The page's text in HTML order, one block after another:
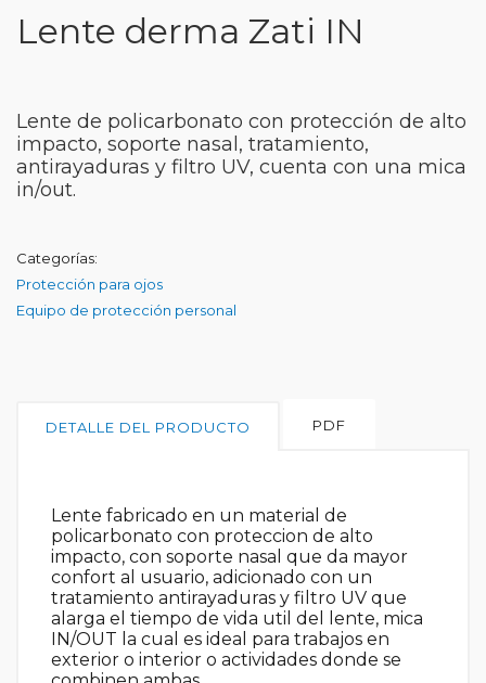
Lente derma Zati IN
Lente de policarbonato con protección de alto
impacto, soporte nasal, tratamiento,
antirayaduras y filtro UV, cuenta con una mica
in/out.
Categorías:
Protección para ojos
Equipo de protección personal
DETALLE DEL PRODUCTO PDF
Lente fabricado en un material de
policarbonato con proteccion de alto
impacto, con soporte nasal que da mayor
confort al usuario, adicionado con un
tratamiento antirayaduras y filtro UV que
alarga el tiempo de vida util del lente, mica
IN/OUT la cual es ideal para trabajos en
exterior o interior o actividades donde se